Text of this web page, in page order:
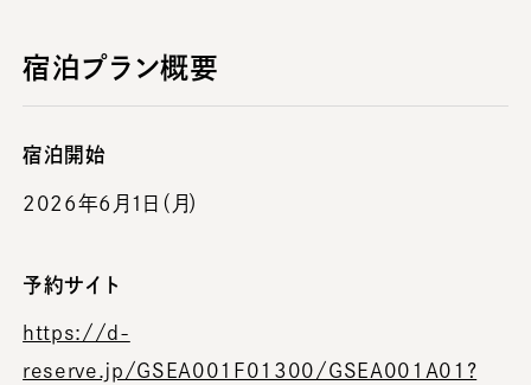
宿泊プラン概要
宿泊開始
2026年6月1日（月）
予約サイト
https://d-
reserve.jp/GSEA001F01300/GSEA001A01?